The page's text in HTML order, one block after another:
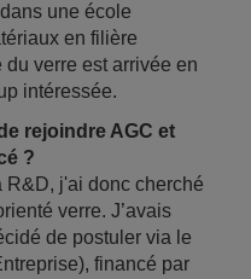
une école
en filière
du verre est arrivée en
intéressée.
rejoindre AGC et
?
R&D, j'ai donc cherché
verre. J’avais
de postuler via le
financé par